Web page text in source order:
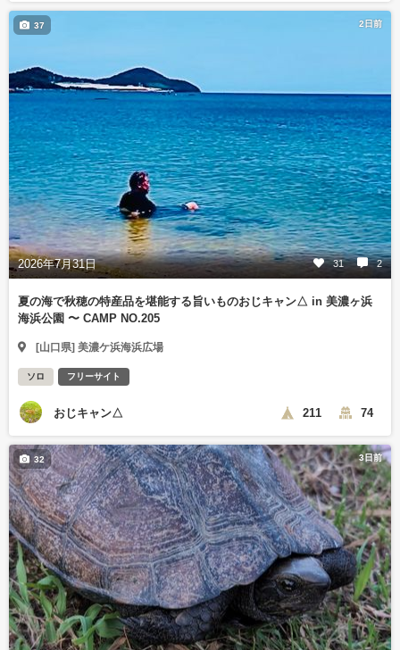
2日前
2026年7月31日 31 2
37
夏の海で秋穂の特産品を堪能する旨いものおじキャン△ in 美濃ヶ浜
海浜公園 〜 CAMP NO.205
[山口県] 美濃ケ浜海浜広場
ソロ フリーサイト
おじキャン△ 211 74
3日前
32